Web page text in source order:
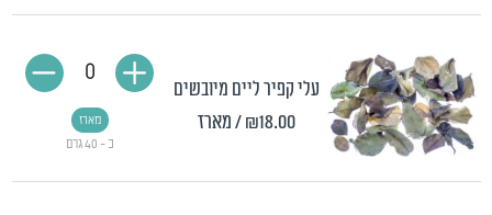
עלי קפיר ליים מיובשים
₪18.00 / מארז
כ - 40 גרם
מארז
0